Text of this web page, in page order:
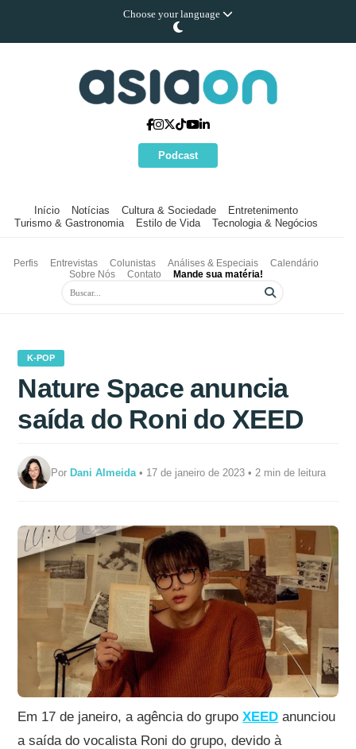
Choose your language
Podcast
Início Notícias Cultura & Sociedade
Entretenimento
Turismo & Gastronomia
Estilo de Vida Tecnologia & Negócios
Perfis Entrevistas Colunistas Análises & Especiais
Calendário
Sobre Nós
Contato Mande sua matéria!
K-POP
Nature Space anuncia
saída do Roni do XEED
PorDani Almeida • 17 de janeiro de 2023 • 2 min de leitura
Em 17 de janeiro, a agência do grupoXEED anunciou
a saída do vocalista Roni do grupo, devido à